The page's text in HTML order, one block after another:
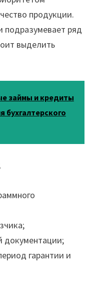
продукции.
подразумевает ряд
выделить
займы и кредиты
бухгалтерского
документации;
гарантии и